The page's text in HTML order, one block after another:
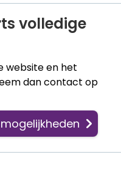
volledige
website en het
dan contact op